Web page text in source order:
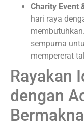
Charity Event
hari raya
sempurna
mempererat
Rayakan
dengan